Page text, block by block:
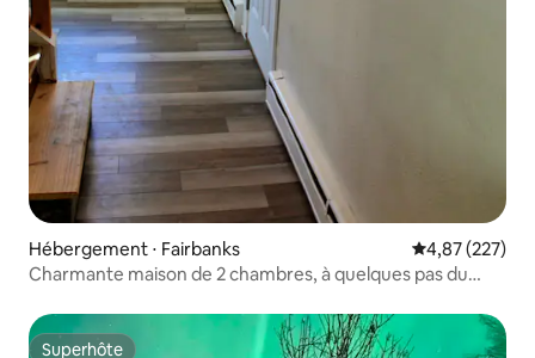
Hébergement ⋅ Fairbanks Évaluation
4,87 (227)
Charmante maison de 2 chambres, à quelques pas du
Superhôte